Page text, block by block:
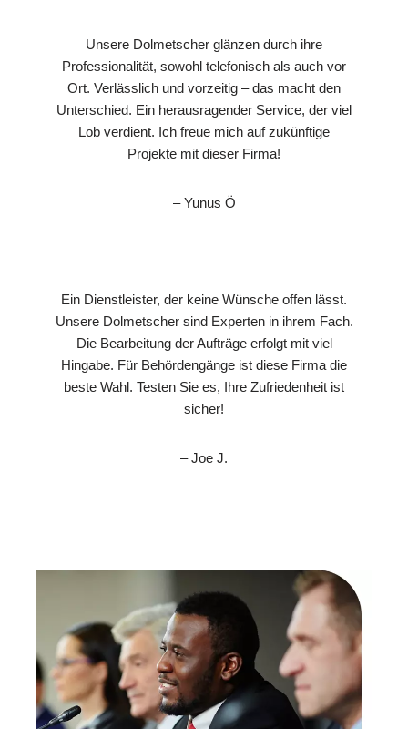
Unsere Dolmetscher glänzen durch ihre
Professionalität, sowohl telefonisch als auch vor
Ort. Verlässlich und vorzeitig – das macht den
Unterschied. Ein herausragender Service, der viel
Lob verdient. Ich freue mich auf zukünftige
Projekte mit dieser Firma!
– Yunus Ö
Ein Dienstleister, der keine Wünsche offen lässt.
Unsere Dolmetscher sind Experten in ihrem Fach.
Die Bearbeitung der Aufträge erfolgt mit viel
Hingabe. Für Behördengänge ist diese Firma die
beste Wahl. Testen Sie es, Ihre Zufriedenheit ist
sicher!
– Joe J.